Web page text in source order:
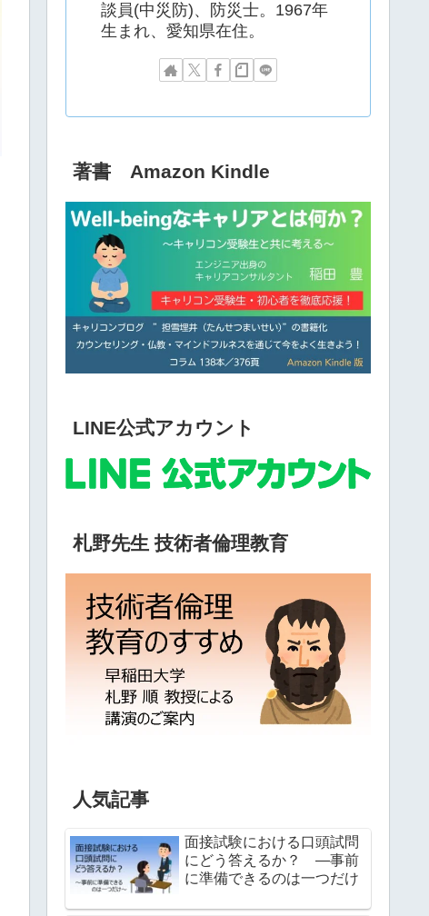
談員(中災防)、防災士。1967年
生まれ、愛知県在住。
著書 Amazon Kindle
LINE公式アカウント
札野先生 技術者倫理教育
人気記事
面接試験における口頭試問
にどう答えるか？ ―事前
に準備できるのは一つだけ